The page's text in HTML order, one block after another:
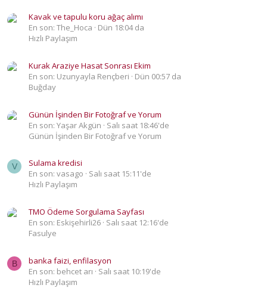
Kavak ve tapulu koru ağaç alımı
En son: The_Hoca
Dün 18:04 da
Hızlı Paylaşım
Kurak Araziye Hasat Sonrası Ekim
En son: Uzunyayla Rençberi
Dün 00:57 da
Buğday
Günün İşinden Bir Fotoğraf ve Yorum
En son: Yaşar Akgün
Salı saat 18:46'de
Günün İşinden Bir Fotoğraf ve Yorum
V
Sulama kredisi
En son: vasago
Salı saat 15:11'de
Hızlı Paylaşım
TMO Ödeme Sorgulama Sayfası
En son: Eskişehirli26 Salı saat 12:16'de
Fasulye
B
banka faizi, enfilasyon
En son: behcet arı
Salı saat 10:19'de
Hızlı Paylaşım